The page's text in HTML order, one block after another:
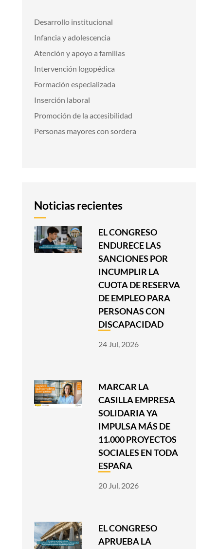
Desarrollo institucional
Infancia y adolescencia
Atención y apoyo a familias
Intervención logopédica
Formación especializada
Inserción laboral
Promoción de la accesibilidad
Personas mayores con sordera
EL CONGRESO
ENDURECE LAS
SANCIONES POR
INCUMPLIR LA
CUOTA DE RESERVA
DE EMPLEO PARA
PERSONAS CON
DISCAPACIDAD
24 Jul, 2026
MARCAR LA
CASILLA EMPRESA
SOLIDARIA YA
IMPULSA MÁS DE
11.000 PROYECTOS
SOCIALES EN TODA
ESPAÑA
20 Jul, 2026
EL CONGRESO
APRUEBA LA
Noticias recientes